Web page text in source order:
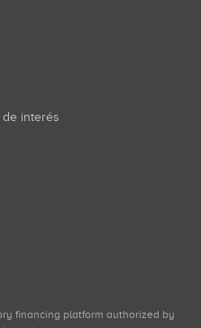
de interés
financing platform authorized by